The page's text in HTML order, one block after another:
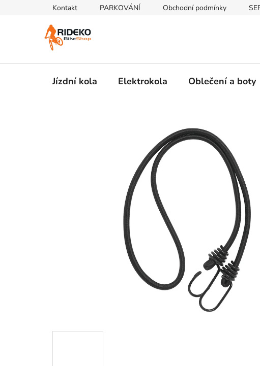
Kontakt PARKOVÁNÍ Obchodní podmínky
Jízdní kola Elektrokola Oblečení a boty